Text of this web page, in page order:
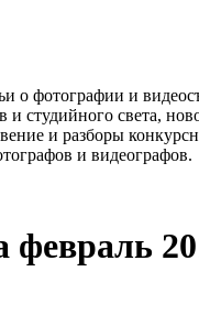
о фотографии и
и студийного света,
и разборы
и видеографов.
февраль